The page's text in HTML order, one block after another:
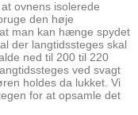
ovnens isolerede
den høje
man kan hænge spydet
der langtidssteges skal
ned til 200 til 220
ved svagt
holdes da lukket. Vi
for at opsamle det